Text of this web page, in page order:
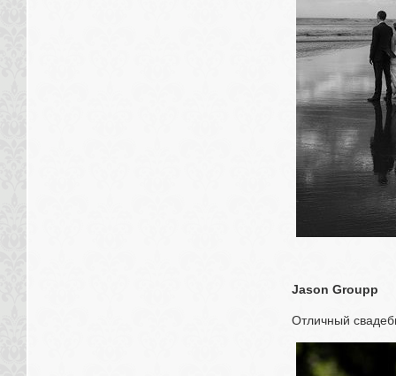
Jason Groupp
Отличный